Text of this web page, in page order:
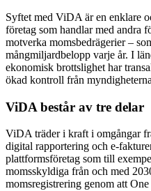
Syftet med ViDA är en enklare
företag som handlar med andra
motverka momsbedrägerier –
mångmiljardbelopp varje år. I
ekonomisk brottslighet har
ökad kontroll från
ViDA består av tre delar
ViDA träder i kraft i omgångar
digital rapportering och e-
plattformsföretag som till
momsskyldiga från och med
momsregistrering genom att